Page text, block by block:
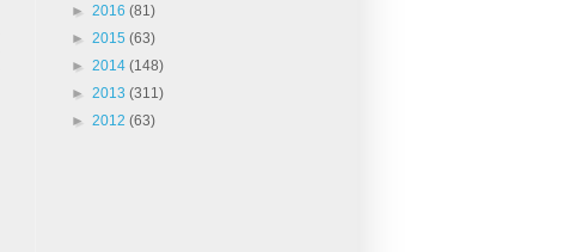
► 2016 (81)
► 2015 (63)
► 2014 (148)
► 2013 (311)
► 2012 (63)